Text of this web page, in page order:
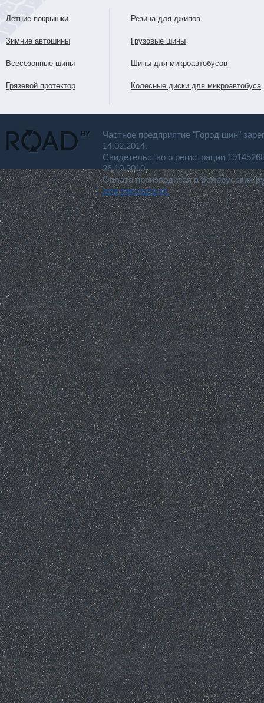
Летние покрышки
Зимние автошины
Всесезонные шины
Грязевой протектор
Резина для джипов
Грузовые шины
Шины для микроавтобусов
Колесные диски для микроавтобуса
Частное предприятие "Город шин"
14.02.2014.
Свидетельство о регистрации
26.10.2010.
Оплата производится в белорусских
для покупателя.